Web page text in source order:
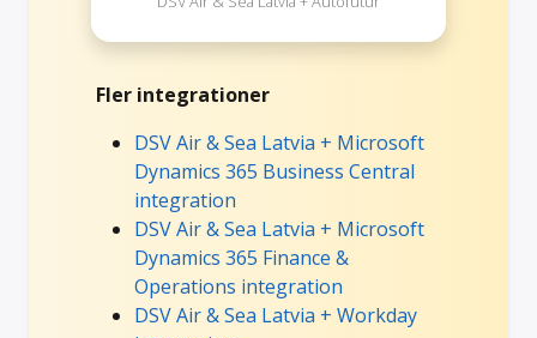
Fler integrationer
DSV Air & Sea Latvia + Microsoft
Dynamics 365 Business Central
integration
DSV Air & Sea Latvia + Microsoft
Dynamics 365 Finance &
Operations integration
DSV Air & Sea Latvia + Workday